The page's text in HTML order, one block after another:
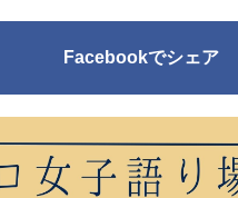
Facebookでシェア